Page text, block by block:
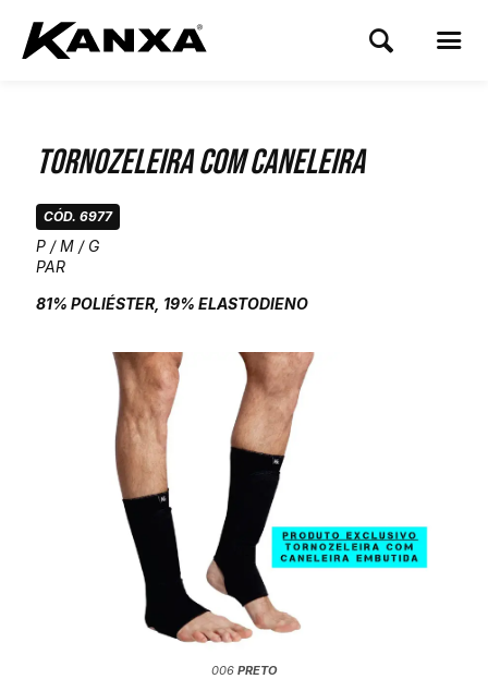
Tornozeleira com Caneleira
CÓD. 6977
P / M / G
PAR
81% POLIÉSTER, 19% ELASTODIENO
006 PRETO